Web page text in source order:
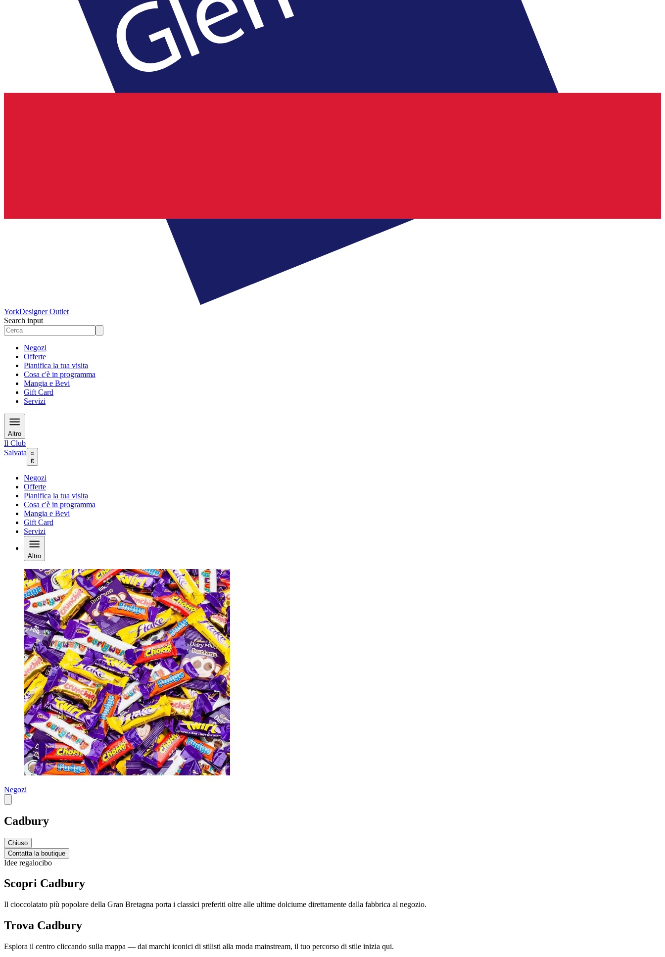
YorkDesigner Outlet
Search input
Negozi
Offerte
Pianifica la tua visita
Cosa c'è in programma
Mangia e Bevi
Gift Card
Servizi
Altro
Il Club
Salvata
it
Negozi
Offerte
Pianifica la tua visita
Cosa c'è in programma
Mangia e Bevi
Gift Card
Servizi
Altro
Negozi
Cadbury
Chiuso
Contatta la boutique
Idee regalocibo
Scopri Cadbury
Il cioccolatato più popolare della Gran Bretagna porta i classici preferiti oltre alle ultime dolciume direttamente dalla fabbrica al negozio.
Trova Cadbury
Esplora il centro cliccando sulla mappa — dai marchi iconici di stilisti alla moda mainstream, il tuo percorso di stile inizia qui.